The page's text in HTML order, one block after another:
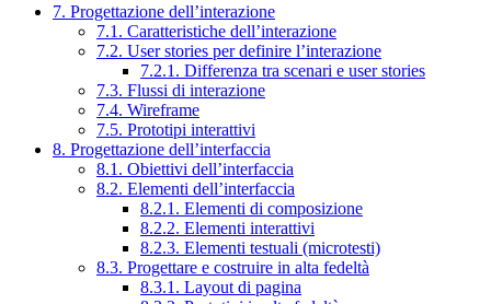
7. Progettazione dell’interazione
7.1. Caratteristiche dell’interazione
7.2. User stories per definire l’interazione
7.2.1. Differenza tra scenari e user stories
7.3. Flussi di interazione
7.4. Wireframe
7.5. Prototipi interattivi
8. Progettazione dell’interfaccia
8.1. Obiettivi dell’interfaccia
8.2. Elementi dell’interfaccia
8.2.1. Elementi di composizione
8.2.2. Elementi interattivi
8.2.3. Elementi testuali (microtesti)
8.3. Progettare e costruire in alta fedeltà
8.3.1. Layout di pagina